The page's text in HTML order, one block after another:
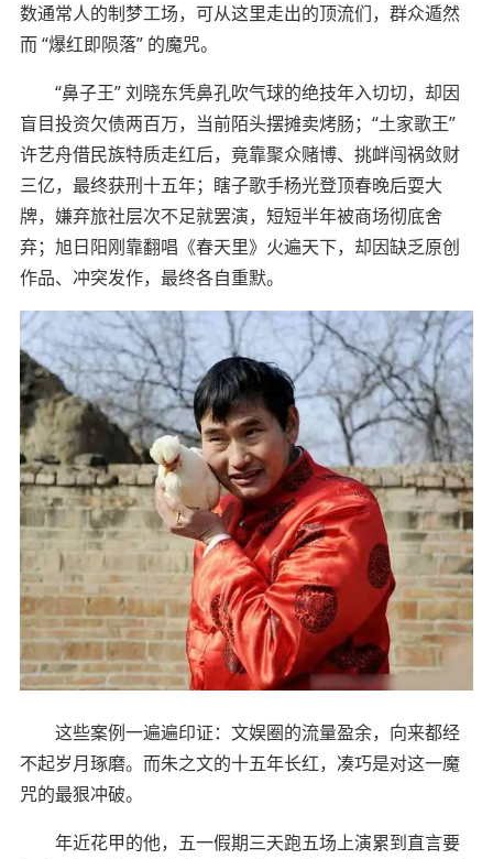
数通常人的制梦工场，可从这里走出的顶流们，群众遁然
而 “爆红即陨落” 的魔咒。
“鼻子王” 刘晓东凭鼻孔吹气球的绝技年入切切，却因
盲目投资欠债两百万，当前陌头摆摊卖烤肠；“土家歌王”
许艺舟借民族特质走红后，竟靠聚众赌博、挑衅闯祸敛财
三亿，最终获刑十五年；瞎子歌手杨光登顶春晚后耍大
牌，嫌弃旅社层次不足就罢演，短短半年被商场彻底舍
弃；旭日阳刚靠翻唱《春天里》火遍天下，却因缺乏原创
作品、冲突发作，最终各自重默。
这些案例一遍遍印证：文娱圈的流量盈余，向来都经
不起岁月琢磨。而朱之文的十五年长红，凑巧是对这一魔
咒的最狠冲破。
年近花甲的他，五一假期三天跑五场上演累到直言要